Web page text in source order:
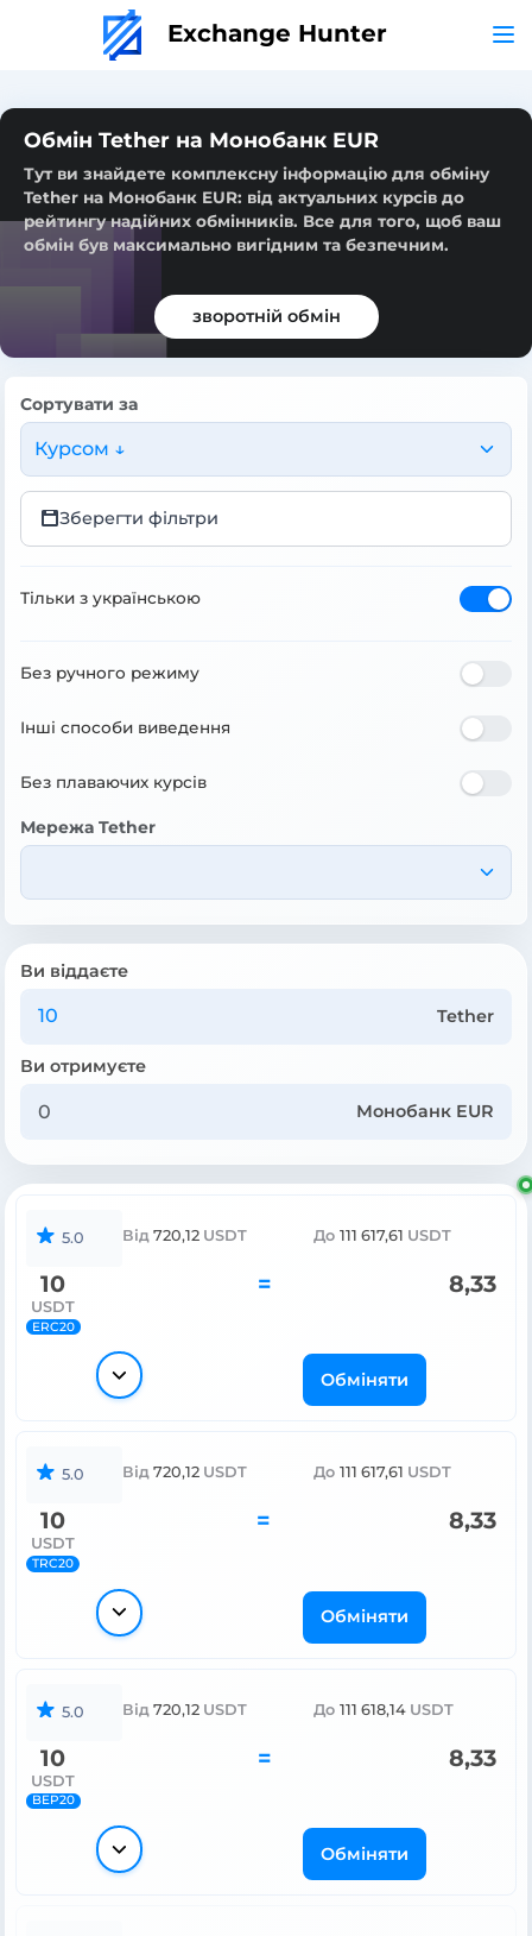
Exchange Hunter
Обмін Tether на Монобанк EUR
Тут ви знайдете комплексну інформацію для обміну
Tether на Монобанк EUR: від актуальних курсів до
рейтингу надійних обмінників. Все для того, щоб ваш
обмін був максимально вигідним та безпечним.
зворотній обмін
Сортувати за
Курсом ↓
Зберегти фільтри
Тільки з українською
Без ручного режиму
Інші способи виведення
Без плаваючих курсів
Мережа Tether
Ви віддаєте
Tether
Ви отримуєте
Монобанк EUR
5.0 Від 720,12 USDT До 111 617,61 USDT
10
USDT
ERC20
= 8,33
Обміняти
5.0 Від 720,12 USDT До 111 617,61 USDT
10
USDT
TRC20
= 8,33
Обміняти
5.0 Від 720,12 USDT До 111 618,14 USDT
10
USDT
BEP20
= 8,33
Обміняти